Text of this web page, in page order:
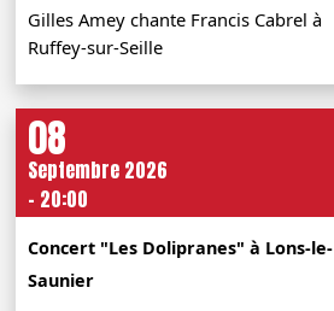
Gilles Amey chante Francis Cabrel à
Ruffey-sur-Seille
08
Septembre 2026
- 20:00
Concert "Les Dolipranes" à Lons-le-
Saunier